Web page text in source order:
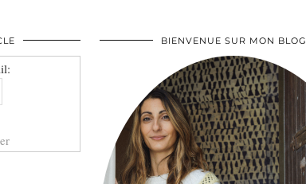
BIENVENUE SUR MON BLOG